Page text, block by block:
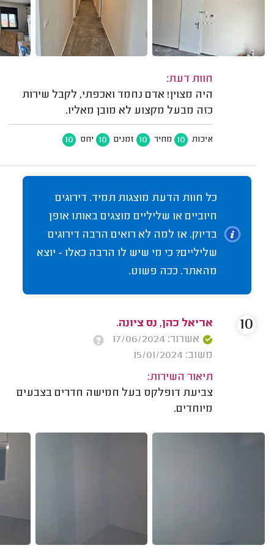
חוות דעת:
היה מצוין! אדם נחמד ואכפתי, לקבל שירות
כזה מבעל מקצוע לא מובן מאליו.
איכות 10 מחיר 10 זמנים 10 יחס 10
כל חוות הדעת מוצגות תמיד. דירוגים
חיוביים או שליליים מוצגים באותו אופן
בדיוק. אז למה לא רואים הרבה דירוגים
שליליים? כי מי שיש לו הרבה כאלו - יוצא
מהאתר. ככה פשוט.
אריאל כהן, נס ציונה.
אשרור: 17/06/2024
משוב: 15/01/2024
תיאור השירות:
צביעת דופלקס בעל חמישה חדרים בצבעים
מיוחדים.
10